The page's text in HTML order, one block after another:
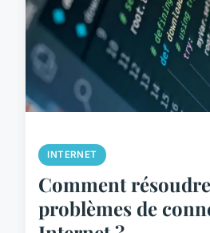
INTERNET
Comment
problèmes de